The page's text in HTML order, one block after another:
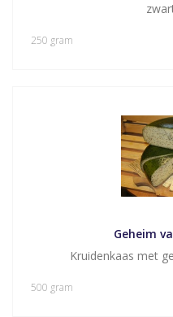
250 gram
Geheim
Kruidenkaas met
500 gram